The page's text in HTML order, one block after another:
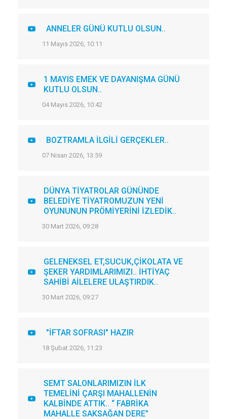
ANNELER GÜNÜ KUTLU OLSUN..
11 Mayıs 2026, 10:11
1 MAYIS EMEK VE DAYANIŞMA GÜNÜ
KUTLU OLSUN..
04 Mayıs 2026, 10:42
BOZTRAMLA İLGİLİ GERÇEKLER..
07 Nisan 2026, 13:59
DÜNYA TİYATROLAR GÜNÜNDE
BELEDİYE TİYATROMUZUN YENİ
OYUNUNUN PRÖMİYERİNİ İZLEDİK..
30 Mart 2026, 09:28
GELENEKSEL ET,SUCUK,ÇİKOLATA VE
ŞEKER YARDIMLARIMIZI.. İHTİYAÇ
SAHİBİ AİLELERE ULAŞTIRDIK..
30 Mart 2026, 09:27
"İFTAR SOFRASI" HAZIR
18 Şubat 2026, 11:23
SEMT SALONLARIMIZIN İLK
TEMELİNİ ÇARŞI MAHALLENİN
KALBİNDE ATTIK.. “ FABRİKA
MAHALLE SAKSAĞAN DERE”